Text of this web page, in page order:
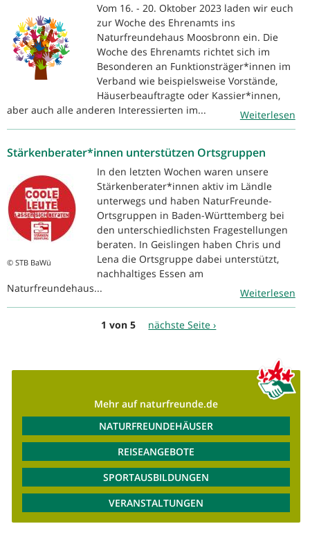
Vom 16. - 20. Oktober 2023 laden wir euch
zur Woche des Ehrenamts ins
Naturfreundehaus Moosbronn ein. Die
Woche des Ehrenamts richtet sich im
Besonderen an Funktionsträger*innen im
Verband wie beispielsweise Vorstände,
Häuserbeauftragte oder Kassier*innen,
aber auch alle anderen Interessierten im...
Weiterlesen
Stärkenberater*innen unterstützen Ortsgruppen
© STB BaWü
In den letzten Wochen waren unsere
Stärkenberater*innen aktiv im Ländle
unterwegs und haben NaturFreunde-
Ortsgruppen in Baden-Württemberg bei
den unterschiedlichsten Fragestellungen
beraten. In Geislingen haben Chris und
Lena die Ortsgruppe dabei unterstützt,
nachhaltiges Essen am
Naturfreundehaus...
Weiterlesen
1 von 5 nächste Seite ›
Mehr auf naturfreunde.de
NATURFREUNDEHÄUSER
REISEANGEBOTE
SPORTAUSBILDUNGEN
VERANSTALTUNGEN